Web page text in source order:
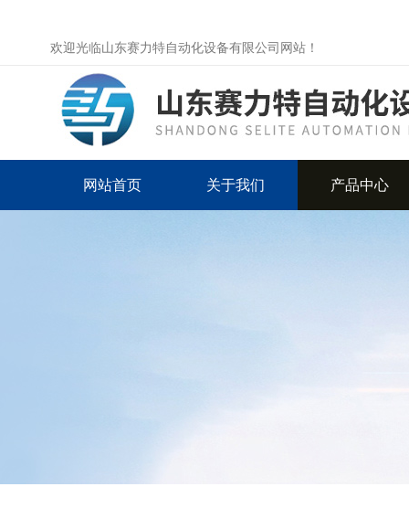
欢迎光临山东赛力特自动化设备有限公司网站！
网站首页 关于我们 产品中心